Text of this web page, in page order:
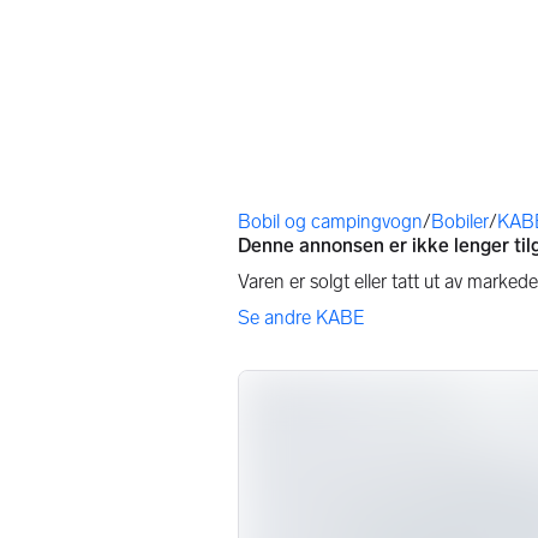
Du er her
Bobil og campingvogn/Bobiler/